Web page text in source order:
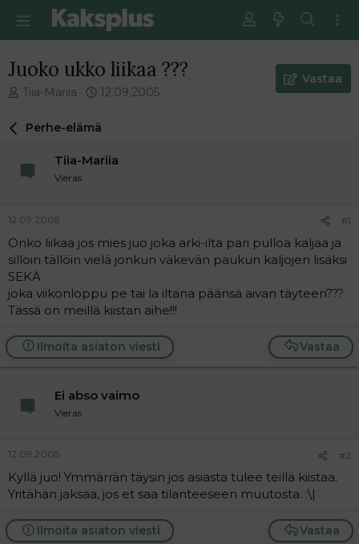
Juoko ukko liikaa ???
V
e
i
t
u
n
a
l
o
t
t
a
a
Tiia-Mariia
E
s
m
m
n
v
e
i
12.09.2005
Vastaa
Perhe-elämä
Tiia-Mariia
Vieras
12.09.2005 #1
Onko liikaa jos mies juo joka arki-ilta pari pulloa kaljaa ja
silloin tällöin vielä jonkun väkevän paukun kaljojen lisäksi
SEKÄ
joka viikonloppu pe tai la iltana päänsä aivan täyteen???
Tässä on meillä kiistan aihe!!!
Vastaa
Ilmoita asiaton viesti
Ei abso vaimo
Vieras
12.09.2005 #2
Kyllä juo! Ymmärrän täysin jos asiasta tulee teillä kiistaa.
Yritähän jaksaa, jos et saa tilanteeseen muutosta. :\|
Vastaa
Ilmoita asiaton viesti